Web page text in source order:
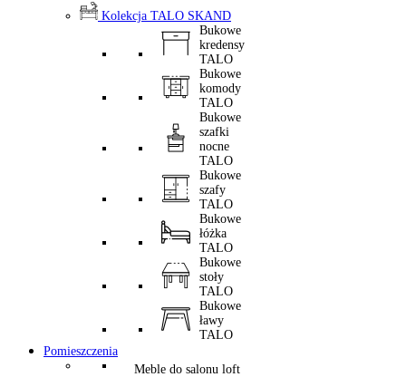
Kolekcja TALO SKAND
Bukowe
kredensy
TALO
Bukowe
komody
TALO
Bukowe
szafki
nocne
TALO
Bukowe
szafy
TALO
Bukowe
łóżka
TALO
Bukowe
stoły
TALO
Bukowe
ławy
TALO
Pomieszczenia
Meble do salonu loft